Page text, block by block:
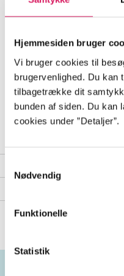
Hjemmesiden bruger
Vi bruger cookies til
brugervenlighed. Du
tilbagetrække dit
bunden af siden. Du kan
cookies under ”Detaljer”.
Nødvendig
Funktionelle
Statistik
Mens gruppen er i
forsøger at tackle
hendes far.
Indhold